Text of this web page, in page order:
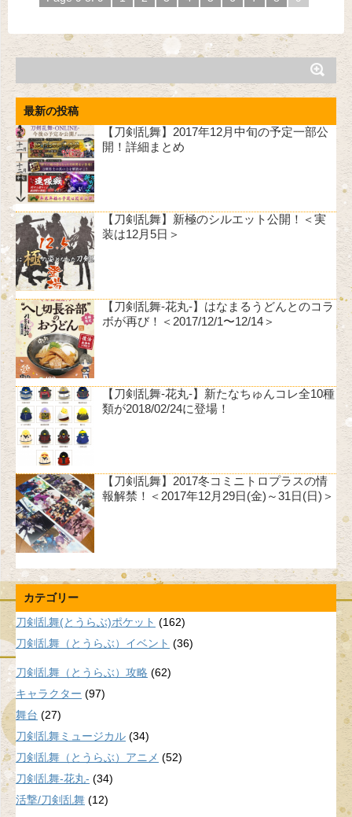
最新の投稿
【刀剣乱舞】2017年12月中旬の予定一部公
開！詳細まとめ
【刀剣乱舞】新極のシルエット公開！＜実
装は12月5日＞
【刀剣乱舞-花丸-】はなまるうどんとのコラ
ボが再び！＜2017/12/1〜12/14＞
【刀剣乱舞-花丸-】新たなちゅんコレ全10種
類が2018/02/24に登場！
【刀剣乱舞】2017冬コミニトロプラスの情
報解禁！＜2017年12月29日(金)～31日(日)＞
カテゴリー
刀剣乱舞(とうらぶ)ポケット (162)
刀剣乱舞（とうらぶ）イベント (36)
刀剣乱舞（とうらぶ）攻略 (62)
キャラクター (97)
舞台 (27)
刀剣乱舞ミュージカル (34)
刀剣乱舞（とうらぶ）アニメ (52)
刀剣乱舞-花丸- (34)
活撃/刀剣乱舞 (12)